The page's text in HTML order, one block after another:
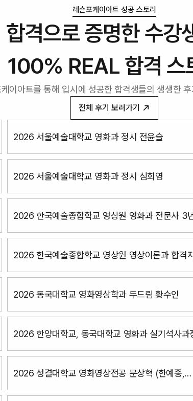
레슨포케이아트 성공 스토리
합격으로 증명한 수강
100% REAL 합격 스
이아트를 통해 입시에 성공한 합격생들의 생생한
전체 후기 보러가기
2026 서울예술대학교 영화과 정시 전윤슬
2026 서울예술대학교 영화과 정시 심희영
2026 한국예술종합학교 영상원 영화과 전문사 3
2026 한국예술종합학교 영상원 영상이론과 합격
2026 동국대학교 영화영상학과 두드림 황수인
2026 한양대학교, 동국대학교 영화과 실기석사과
2026 성결대학교 영화영상전공 문상혁 (한예종,